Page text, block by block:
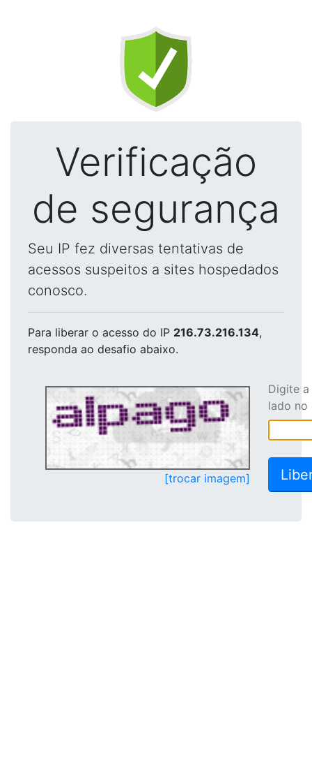
Verificação
de segurança
Seu IP fez diversas tentativas de
acessos suspeitos a sites hospedados
conosco.
Para liberar o acesso do IP 216.73.216.134,
responda ao desafio abaixo.
[trocar imagem]
Digite
lado no